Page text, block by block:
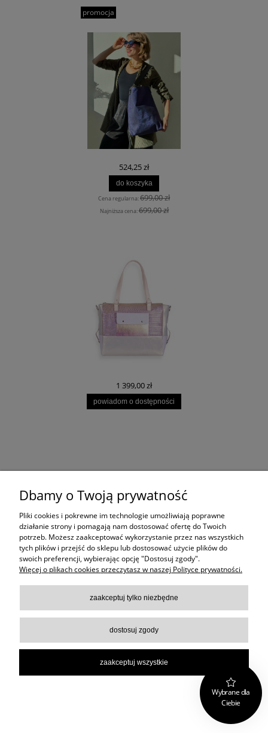
524,25 zł
Cena regularna:699,00 zł
Najniższa cena:699,00 zł
do koszyka
promocja
1 399,00 zł
powiadom o dostępności
1 399,00 zł
powiadom o dostępności
Dbamy o Twoją prywatność
Pliki cookies i pokrewne im technologie umożliwiają poprawne
działanie strony i pomagają nam dostosować ofertę do Twoich
potrzeb. Możesz zaakceptować wykorzystanie przez nas wszystkich
tych plików i przejść do sklepu lub dostosować użycie plików do
swoich preferencji, wybierając opcję "Dostosuj zgody".
Więcej o plikach cookies przeczytasz w naszej Polityce prywatności.
zaakceptuj tylko niezbędne
dostosuj zgody
zaakceptuj wszystkie